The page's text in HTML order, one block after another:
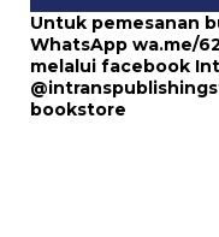
Untuk pemesanan
WhatsApp wa.me/
melalui facebook
bookstore